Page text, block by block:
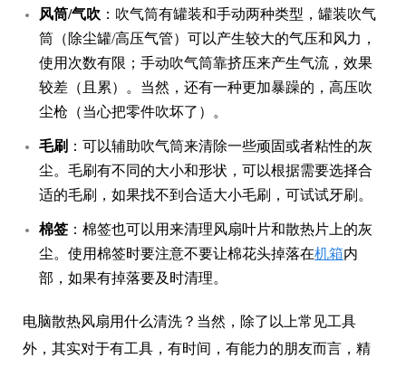
风筒/气吹 ：吹气筒有罐装和手动两种类型，罐装吹气
筒（除尘罐/高压气管）可以产生较大的气压和风力，
使用次数有限；手动吹气筒靠挤压来产生气流，效果
较差（且累）。当然，还有一种更加暴躁的，高压吹
尘枪（当心把零件吹坏了）。
毛刷 ：可以辅助吹气筒来清除一些顽固或者粘性的灰
尘。毛刷有不同的大小和形状，可以根据需要选择合
适的毛刷，如果找不到合适大小毛刷，可试试牙刷。
棉签 ：棉签也可以用来清理风扇叶片和散热片上的灰
尘。使用棉签时要注意不要让棉花头掉落在机箱内
部，如果有掉落要及时清理。
电脑散热风扇用什么清洗？当然，除了以上常见工具
外，其实对于有工具，有时间，有能力的朋友而言，精